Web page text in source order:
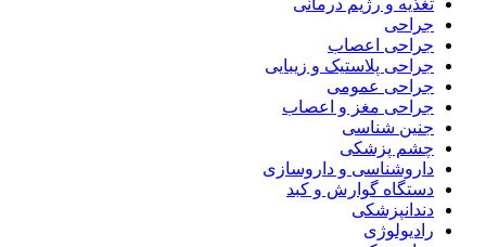
جراحی
جراحی اعصاب
جراحی پلاستیک و زیبایی
جراحی عمومی
جراحی مغز و اعصاب
جنین شناسی
چشم پزشکی
داروشناسی و داروسازی
دستگاه گوارش و کبد
دندانپزشکی
رادیولوژی